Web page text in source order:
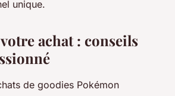
unique.
achat : conseils
de goodies Pokémon